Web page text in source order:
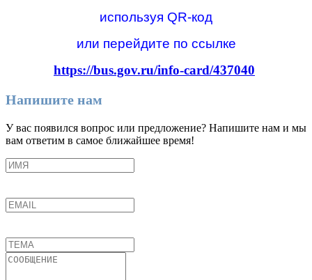
используя QR-код
или перейдите по ссылке
https://bus.gov.ru/info-card/437040
Напишите нам
У вас появился вопрос или предложение? Напишите нам и мы
вам ответим в самое ближайшее время!